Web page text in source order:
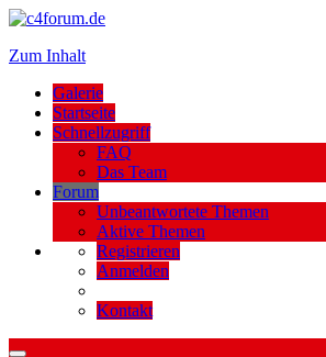
Zum Inhalt
Galerie
Startseite
Schnellzugriff
FAQ
Das Team
Forum
Unbeantwortete Themen
Aktive Themen
Registrieren
Anmelden
Kontakt